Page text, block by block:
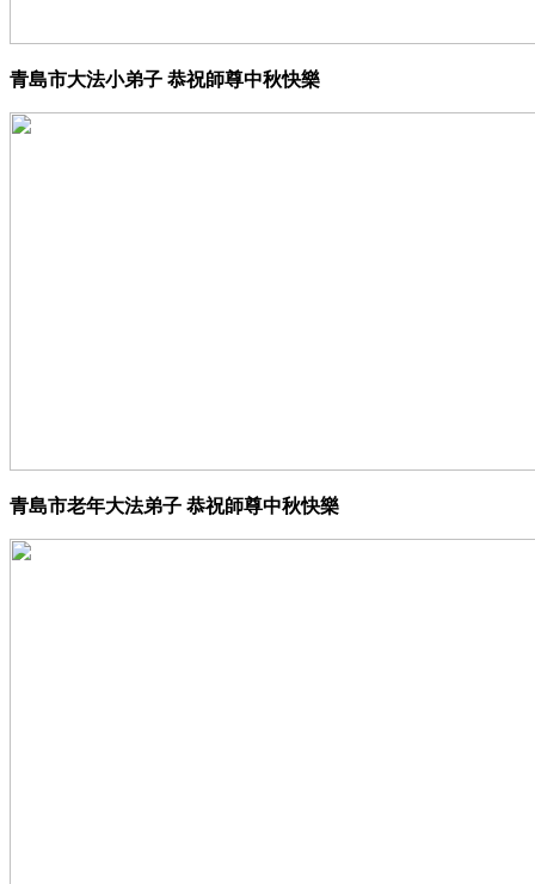
青島市大法小弟子 恭祝師尊中秋快樂
青島市老年大法弟子 恭祝師尊中秋快樂